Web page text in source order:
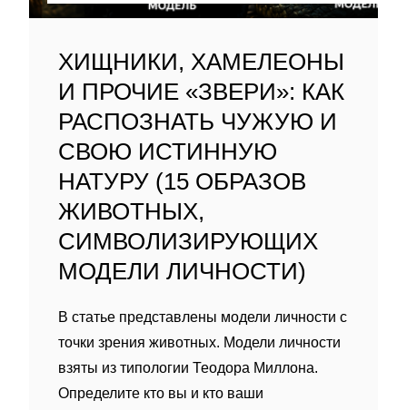
ХИЩНИКИ, ХАМЕЛЕОНЫ
И ПРОЧИЕ «ЗВЕРИ»: КАК
РАСПОЗНАТЬ ЧУЖУЮ И
СВОЮ ИСТИННУЮ
НАТУРУ (15 ОБРАЗОВ
ЖИВОТНЫХ,
СИМВОЛИЗИРУЮЩИХ
МОДЕЛИ ЛИЧНОСТИ)
В статье представлены модели личности с
точки зрения животных. Модели личности
взяты из типологии Теодора Миллона.
Определите кто вы и кто ваши